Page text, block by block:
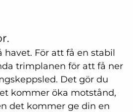
För att få en stabil
trimplanen för att få ner
Det gör du
kommer öka motstånd,
det kommer ge din en